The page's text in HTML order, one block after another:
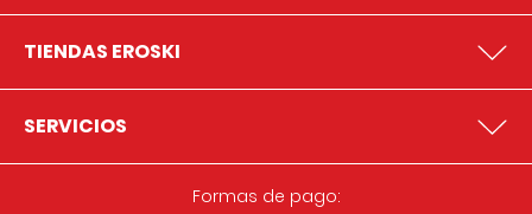
TIENDAS EROSKI
SERVICIOS
Formas de pago: